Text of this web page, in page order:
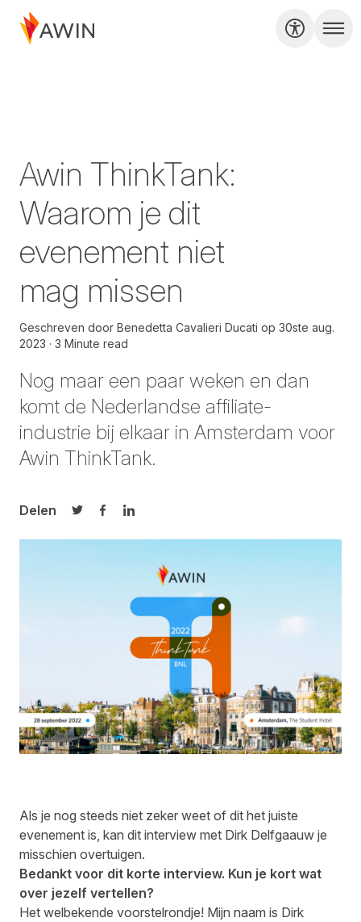
Awin ThinkTank:
Waarom je dit
evenement niet
mag missen
Geschreven door Benedetta Cavalieri Ducati op 30ste aug.
2023
3 Minute read
Nog maar een paar weken en dan
komt de Nederlandse affiliate-
industrie bij elkaar in Amsterdam voor
Awin ThinkTank.
Delen
Delen op Twitter
Delen op Facebook
Delen op LinkedIn
Als je nog steeds niet zeker weet of dit het juiste
evenement is, kan dit interview met Dirk Delfgaauw je
misschien overtuigen.
Bedankt voor dit korte interview. Kun je kort wat
over jezelf vertellen?
Het welbekende voorstelrondje! Mijn naam is Dirk